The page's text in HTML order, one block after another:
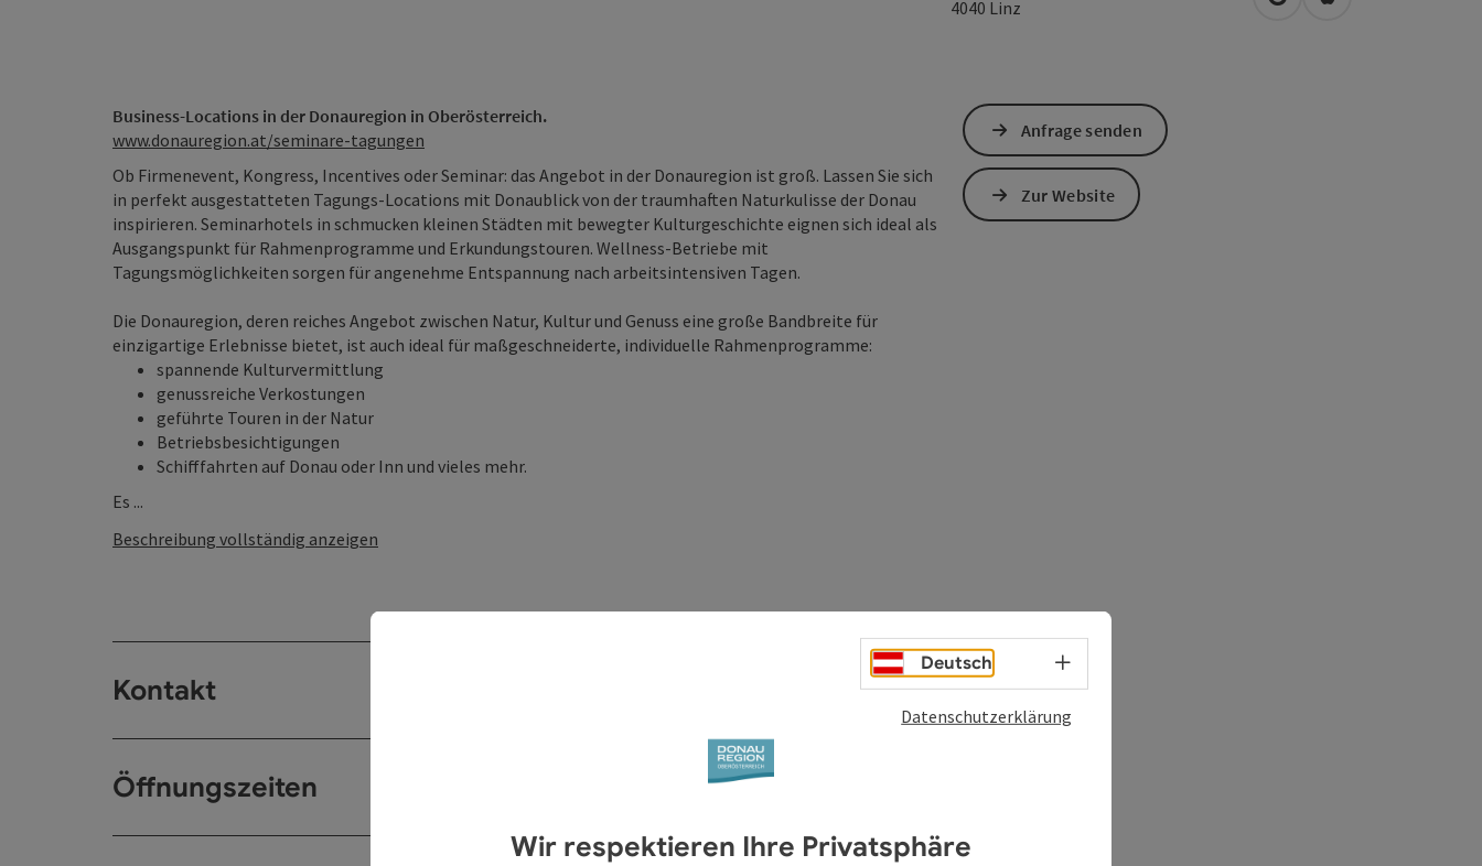
4040 Linz in Google Maps öffnen
in Apple Maps
Business-Locations in der Donauregion in Oberösterreich.
www.donauregion.at/seminare-tagungen
Ob Firmenevent, Kongress, Incentives oder Seminar: das Angebot in der Donauregion ist groß. Lassen Sie sich
in perfekt ausgestatteten Tagungs-Locations mit Donaublick von der traumhaften Naturkulisse der Donau
inspirieren. Seminarhotels in schmucken kleinen Städten mit bewegter Kulturgeschichte eignen sich ideal als
Ausgangspunkt für Rahmenprogramme und Erkundungstouren. Wellness-Betriebe mit
Tagungsmöglichkeiten sorgen für angenehme Entspannung nach arbeitsintensiven Tagen.
Die Donauregion, deren reiches Angebot zwischen Natur, Kultur und Genuss eine große Bandbreite für
einzigartige Erlebnisse bietet, ist auch ideal für maßgeschneiderte, individuelle Rahmenprogramme:
spannende Kulturvermittlung
genussreiche Verkostungen
geführte Touren in der Natur
Betriebsbesichtigungen
Schifffahrten auf Donau oder Inn und vieles mehr.
Es ...
Beschreibung vollständig anzeigen
Kontakt
Öffnungszeiten
Anfrage senden
Zur Website
Deutsch Sprachwahl - Menü öffnen
Datenschutzerklärung
Wir respektieren Ihre Privatsphäre